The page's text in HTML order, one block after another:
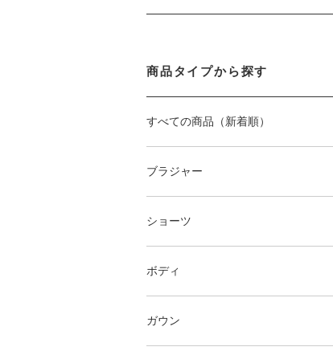
商品タイプから探す
すべての商品（新着順）
ブラジャー
ショーツ
ボディ
ガウン